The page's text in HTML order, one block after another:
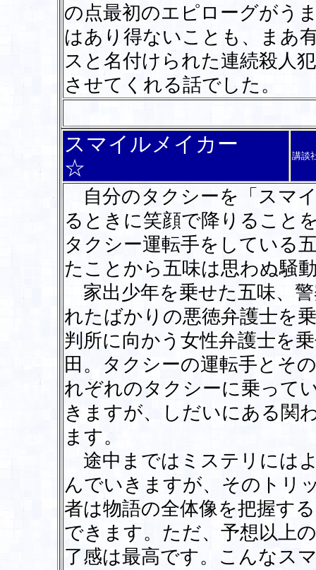
の点最初のエピローグがう
はあり得ないことも、まあ
スと名付けられた連続殺人
させてくれる話でした。
スマイルメイカー
☆
講談
自分のタクシーを「スマ
るときに笑顔で降りること
タクシー運転手をしている
たことから五味は思わぬ騒
家出少年を乗せた五味、
れたばかりの悪徳弁護士を
判所に向かう女性弁護士を
田。タクシーの運転手とそ
れぞれのタクシーに乗って
きますが、しだいにある関
ます。
途中まではミステリには
んでいきますが、そのトリ
者は物語の全体像を把握す
できます。ただ、予想以上
了感は最高です。こんなス